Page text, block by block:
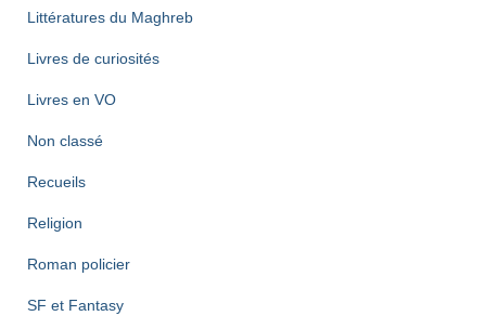
Littératures du Maghreb
Livres de curiosités
Livres en VO
Non classé
Recueils
Religion
Roman policier
SF et Fantasy